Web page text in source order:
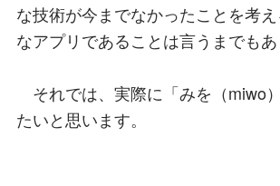
な技術が今までなかったことを考
なアプリであることは言うまでもあ
それでは、実際に「みを（miwo
たいと思います。